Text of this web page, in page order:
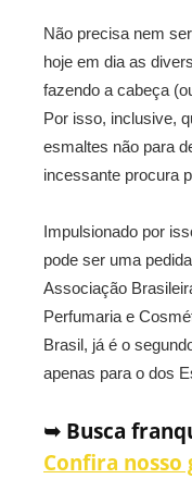
Não precisa nem
hoje em dia as
fazendo a cabeça
Por isso, inclusive,
esmaltes não para
incessante procura
Impulsionado por
pode ser uma
Associação
Perfumaria e
Brasil, já é o
apenas para o dos
➥ Busca
Confira nosso